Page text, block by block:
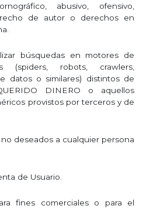
abusivo, ofensivo,
de autor o derechos en
búsquedas en motores de
(spiders, robots, crawlers,
datos o similares) distintos de
DINERO o aquellos
provistos por terceros y de
deseados a cualquier persona
de Usuario.
fines comerciales o para el